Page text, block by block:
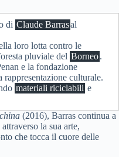
di Claude Barrasal
loro lotta contro le
pluviale del Borneo.
e la fondazione
rappresentazione culturale.
materiali riciclabili e
(2016), Barras continua a
la sua arte,
che tocca il cuore delle